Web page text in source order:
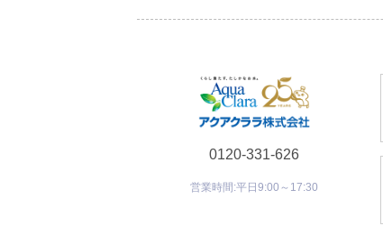
0120-331-626
営業時間:平日9:00～17:30